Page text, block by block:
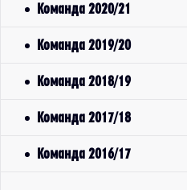
Команда 2020/21
Команда 2019/20
Команда 2018/19
Команда 2017/18
Команда 2016/17